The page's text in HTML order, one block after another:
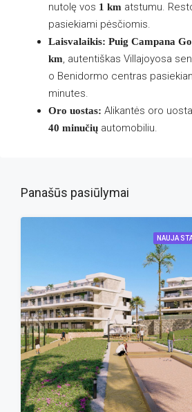
nutolę vos 1 km atstumu.
pasiekiami pėsčiomis.
Laisvalaikis: Puig Campana
km, autentiškas Villajoyosa
o Benidormo centras
minutes.
Oro uostas: Alikantės oro
40 minučių automobiliu.
Panašūs pasiūlymai
NAUJA